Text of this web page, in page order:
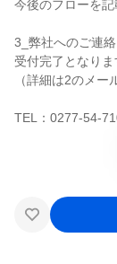
今後のフローを記
3_弊社へのご連
受付完了となりま
（詳細は2のメー
TEL：0277-54-